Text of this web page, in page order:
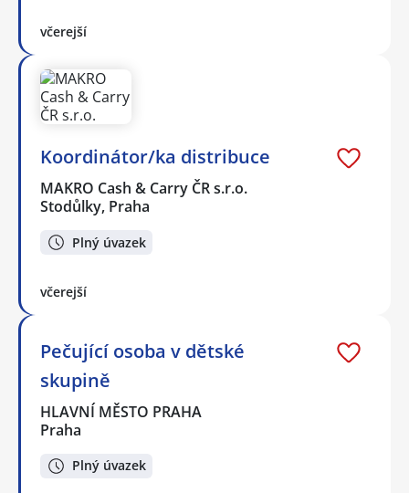
včerejší
Koordinátor/ka distribuce
MAKRO Cash & Carry ČR s.r.o.
Stodůlky, Praha
Plný úvazek
včerejší
Pečující osoba v dětské
skupině
HLAVNÍ MĚSTO PRAHA
Praha
Plný úvazek